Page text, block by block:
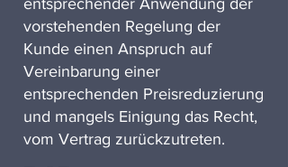
entsprechender Anwendung der
vorstehenden Regelung der
Kunde einen Anspruch auf
Vereinbarung einer
entsprechenden Preisreduzierung
und mangels Einigung das Recht,
vom Vertrag zurückzutreten.